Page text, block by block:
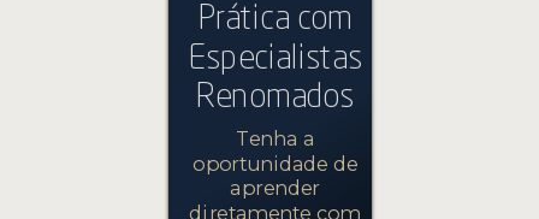
Prática com
Especialistas
Renomados
Tenha a
oportunidade de
aprender
diretamente com